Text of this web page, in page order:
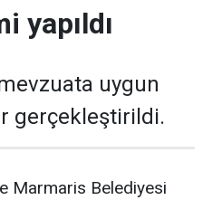
yapıldı
uygun
gerçekleştirildi.
Marmaris Belediyesi